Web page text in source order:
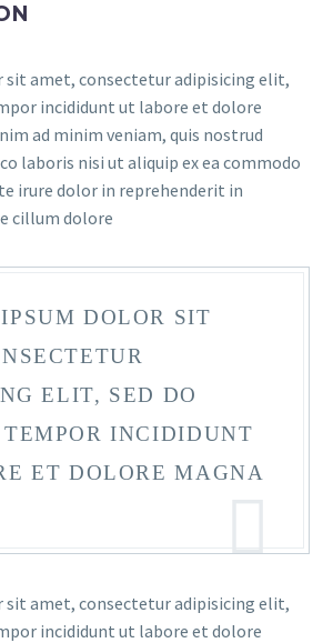
sit amet, consectetur adipisicing elit,
incididunt ut labore et dolore
ad minim veniam, quis nostrud
laboris nisi ut aliquip ex ea commodo
irure dolor in reprehenderit in
cillum dolore
DOLOR SIT
ELIT, SED DO
INCIDIDUNT
ET DOLORE MAGNA
sit amet, consectetur adipisicing elit,
incididunt ut labore et dolore